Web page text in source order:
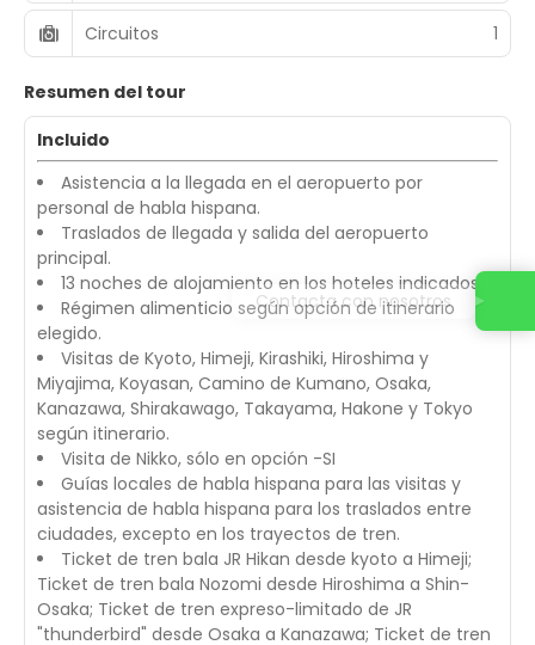
Circuitos 1
Resumen del tour
Incluido
Asistencia a la llegada en el aeropuerto por
personal de habla hispana.
Traslados de llegada y salida del aeropuerto
principal.
13 noches de alojamiento en los hoteles indicados.
Régimen alimenticio según opción de itinerario
elegido.
Visitas de Kyoto, Himeji, Kirashiki, Hiroshima y
Miyajima, Koyasan, Camino de Kumano, Osaka,
Kanazawa, Shirakawago, Takayama, Hakone y Tokyo
según itinerario.
Visita de Nikko, sólo en opción -SI
Guías locales de habla hispana para las visitas y
asistencia de habla hispana para los traslados entre
ciudades, excepto en los trayectos de tren.
Ticket de tren bala JR Hikan desde kyoto a Himeji;
Ticket de tren bala Nozomi desde Hiroshima a Shin-
Osaka; Ticket de tren expreso-limitado de JR
"thunderbird" desde Osaka a Kanazawa; Ticket de tren
Contacta con nosotros